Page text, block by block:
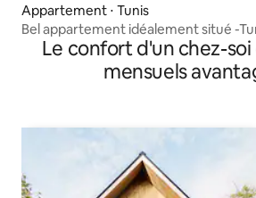
Appartement ⋅ Tunis
Bel appartement idéalement situé -
Le confort d'un chez-
mensuels